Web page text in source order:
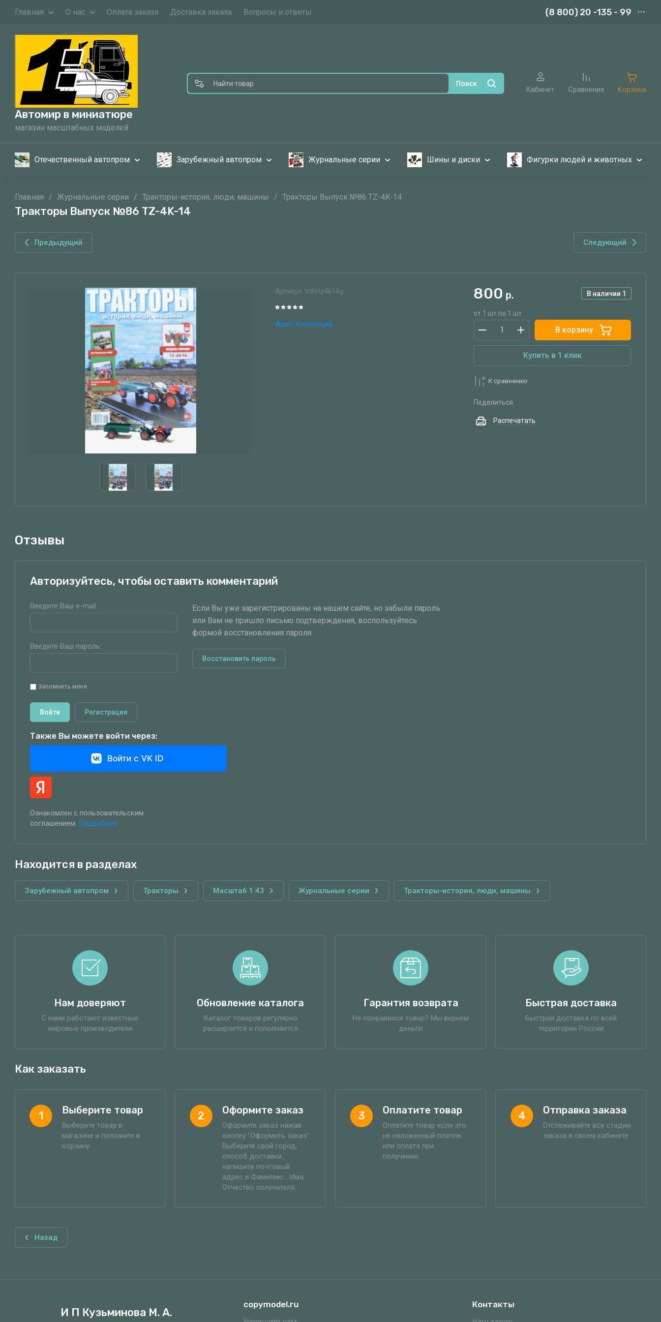
Главная О нас Оплата заказа Доставка заказа Вопросы и ответы (8 800) 20 -135 - 99
Автомир в миниатюре
магазин масштабных моделей
Поиск
Кабинет Сравнение Корзина
Отечественный автопром Зарубежный автопром Журнальные серии Шины и диски Фигурки людей и животных
Главная / Журнальные серии / Тракторы-история, люди, машины / Тракторы Выпуск №86 TZ-4K-14
Тракторы Выпуск №86 TZ-4K-14
Предыдущий Следующий
Артикул: tr86tz4k14g
Ашет Коллекция
В наличии 1
800 р.
от 1 шт по 1 шт
В корзину
Купить в 1 клик
К сравнению
Поделиться
Распечатать
Отзывы
Авторизуйтесь, чтобы оставить комментарий
Введите Ваш e-mail:
Введите Ваш пароль:
Запомнить меня
Войти Регистрация
Если Вы уже зарегистрированы на нашем сайте, но забыли пароль
или Вам не пришло письмо подтверждения, воспользуйтесь
формой восстановления пароля.
Восстановить пароль
Также Вы можете войти через:
Войти с VK ID
Ознакомлен с пользовательским
соглашением. Подробнее
Находится в разделах
Зарубежный автопром Тракторы Масштаб 1:43 Журнальные серии Тракторы-история, люди, машины
Нам доверяют
С нами работают известные
мировые производители
Обновление каталога
Каталог товаров регулярно
расширяется и пополняется
Гарантия возврата
Не понравился товар? Мы вернем
деньги
Быстрая доставка
Быстрая доставка по всей
территории России
Как заказать
1 Выберите товар
Выберите товар в
магазине и положите в
корзину .
2 Оформите заказ
Оформите заказ нажав
кнопку "Оформить заказ".
Выберите свой город,
способ доставки ,
напишите почтовый
адрес и Фамилию , Имя,
Отчество получателя.
3 Оплатите товар
Оплатите товар если это
не наложенный платеж
или оплата при
получении.
4 Отправка заказа
Отслеживайте все стадии
заказа в своем кабинете.
Назад
И П Кузьминова М. А.
copymodel.ru Контакты